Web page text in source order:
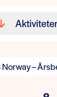
Aktiviteter
Norway –